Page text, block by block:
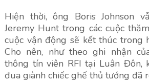
Hiện thời, ông Boris Johnson
Jeremy Hunt trong các cuộc
cuộc vận động sẽ kết thúc trong
Cho nên, như theo ghi nhận
thông tín viên RFI tại Luân Đôn,
đua giành chiếc ghế thủ tướng đã